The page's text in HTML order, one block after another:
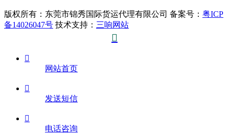
版权所有：东莞市锦秀国际货运代理有限公司 备案号： 粤ICP
备14026047号 技术支持： 三响网站


网站首页

发送短信

电话咨询